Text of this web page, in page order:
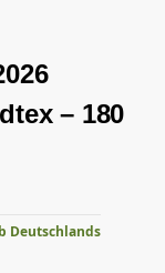
– 180